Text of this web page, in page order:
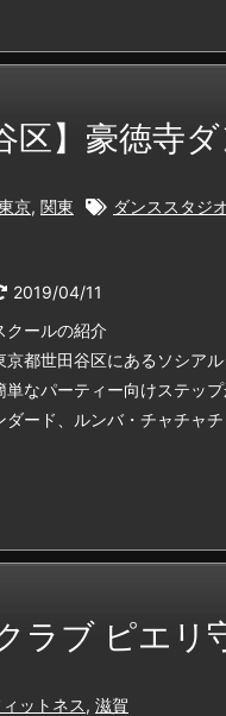
区】豪徳寺
京, 関東 ダンススタジ
2019/04/11
クールの紹介
京都世田谷区にあるソシア
単なパーティー向けステッ
ダード、ルンバ・チャチャ
ラブ ピエリ
ットネス, 滋賀